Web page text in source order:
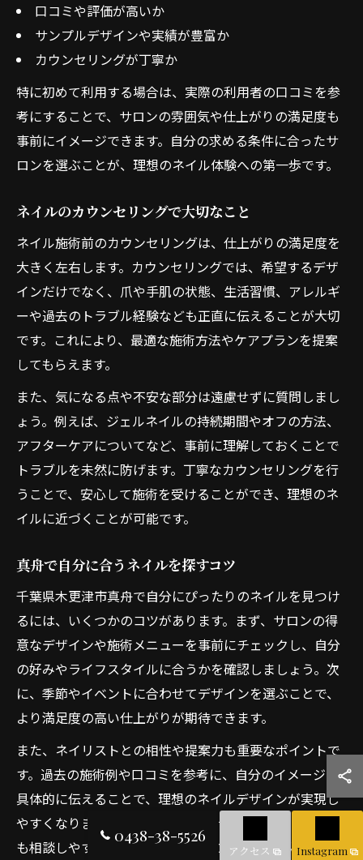
口コミや評価が高いか
サンプルデザインや実績が豊富か
カウンセリングが丁寧か
特に初めて利用する場合は、実際の利用者の口コミを参
考にすることで、サロンの雰囲気や仕上がりの満足度も
事前にイメージできます。自分の求める条件に合ったサ
ロンを選ぶことが、理想のネイル体験への第一歩です。
ネイルのカウンセリングで大切なこと
ネイル施術前のカウンセリングは、仕上がりの満足度を
大きく左右します。カウンセリングでは、希望するデザ
インだけでなく、爪や手肌の状態、生活習慣、アレルギ
ーや過去のトラブル経験なども正直に伝えることが大切
です。これにより、最適な施術方法やケアプランを提案
してもらえます。
また、気になる点や不安な部分は遠慮せずに質問しまし
ょう。例えば、ジェルネイルの持続期間やオフの方法、
アフターケアについてなど、事前に理解しておくことで
トラブルを未然に防げます。丁寧なカウンセリングを行
うことで、安心して施術を受けることができ、理想のネ
イルに近づくことが可能です。
真舟で自分に合うネイルを探すコツ
千葉県木更津市真舟で自分にぴったりのネイルを見つけ
るには、いくつかのコツがあります。まず、サロンの得
意なデザインや施術メニューを事前にチェックし、自分
の好みやライフスタイルに合うかを確認しましょう。次
に、季節やイベントに合わせてデザインを選ぶことで、
より満足度の高い仕上がりが期待できます。
また、ネイリストとの相性や提案力も重要なポイントで
す。過去の施術例や口コミを参考に、自分のイメージを
具体的に伝えることで、理想のネイルデザインが実現し
やすくなります。定期的なメンテナンスやケアについて
も相談しやすいサロンを選ぶことで、長く快適にネイル
0438-38-5526
アクセス Instagram